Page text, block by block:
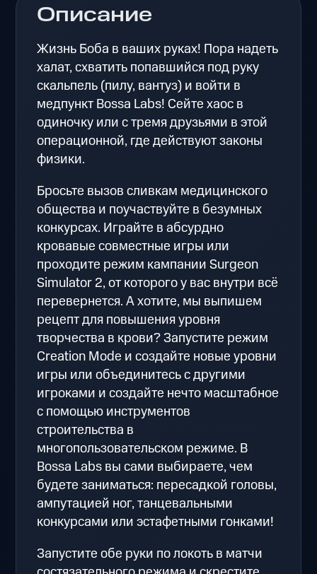
Описание
Жизнь Боба в ваших руках! Пора надеть
халат, схватить попавшийся под руку
скальпель (пилу, вантуз) и войти в
медпункт Bossa Labs! Сейте хаос в
одиночку или с тремя друзьями в этой
операционной, где действуют законы
физики.
Бросьте вызов сливкам медицинского
общества и поучаствуйте в безумных
конкурсах. Играйте в абсурдно
кровавые совместные игры или
проходите режим кампании Surgeon
Simulator 2, от которого у вас внутри всё
перевернется. А хотите, мы выпишем
рецепт для повышения уровня
творчества в крови? Запустите режим
Creation Mode и создайте новые уровни
игры или объединитесь с другими
игроками и создайте нечто масштабное
с помощью инструментов
строительства в
многопользовательском режиме. В
Bossa Labs вы сами выбираете, чем
будете заниматься: пересадкой головы,
ампутацией ног, танцевальными
конкурсами или эстафетными гонками!
Запустите обе руки по локоть в матчи